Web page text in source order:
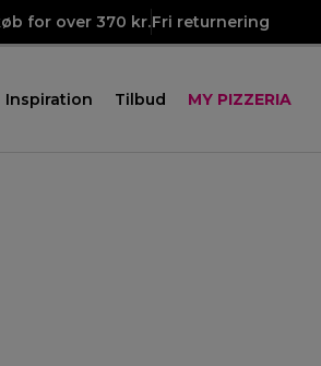
for over 370 kr.Fri returnering
Inspiration Tilbud MY PIZZERIA